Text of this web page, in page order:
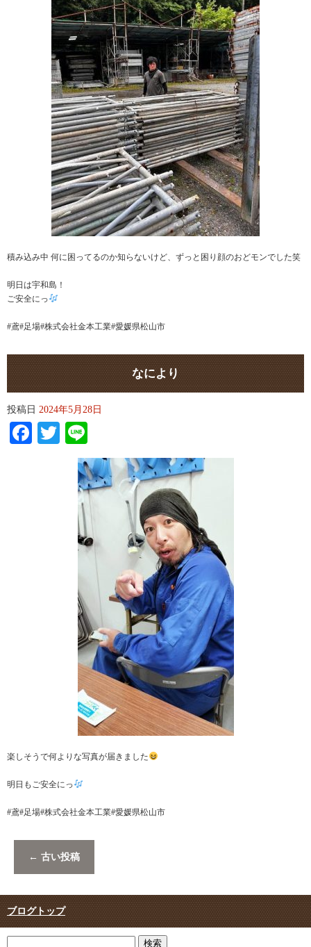
積み込み中 何に困ってるのか知らないけど、ずっと困り顔のおどモンでした笑
明日は宇和島！
ご安全にっ
#鳶#足場#株式会社金本工業#愛媛県松山市
なにより
投稿日 2024年5月28日
Facebook
Twitter
楽しそうで何よりな写真が届きました
明日もご安全にっ
#鳶#足場#株式会社金本工業#愛媛県松山市
← 古い投稿
ブログトップ